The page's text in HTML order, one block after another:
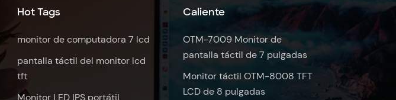
Hot Tags
monitor de computadora 7 lcd
pantalla táctil del monitor lcd
tft
Caliente
OTM-7009 Monitor de
pantalla táctil de 7 pulgadas
Monitor táctil OTM-8008 TFT
LCD de 8 pulgadas